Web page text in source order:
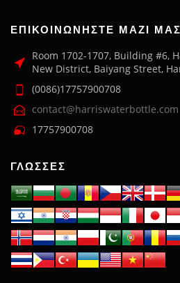
ΕΠΙΚΟΙΝΩΝΉΣΤΕ ΜΑΖΊ ΜΑΣ
Room 1702-1707, Building #6,
New District, Baiyang Street,
(0086)17757900708
contact@harriswaterbottle.com
17757900708
ΓΛΏΣΣΕΣ